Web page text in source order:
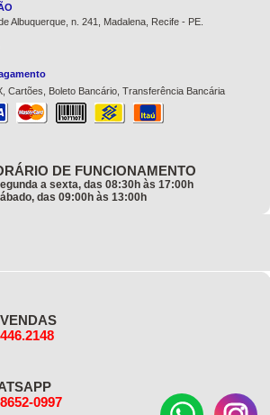
Albuquerque, n. 241, Madalena, Recife - PE.
Cartões, Boleto Bancário, Transferência Bancária
DE FUNCIONAMENTO
a sexta, das 08:30h às 17:00h
das 09:00h às 13:00h
0997